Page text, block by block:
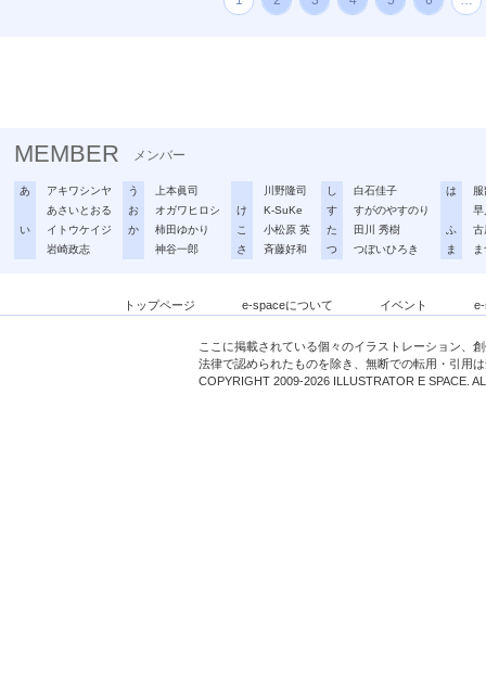
MEMBER メンバー
あ
アキワシンヤ
あさいとおる
い
イトウケイジ
岩崎政志
う
上本眞司
お
オガワヒロシ
か
柿田ゆかり
神谷一郎
川野隆司
け
K-SuKe
こ
小松原 英
さ
斉藤好和
し
白石佳子
す
すがのやすのり
た
田川 秀樹
つ
つぼいひろき
は
早
ふ
古
ま
トップページ e-spaceについて イベント
ここに掲載されている個々のイラストレーション、
法律で認められたものを除き、無断での転用・引用
COPYRIGHT 2009-2026 ILLUSTRATOR E SPACE.